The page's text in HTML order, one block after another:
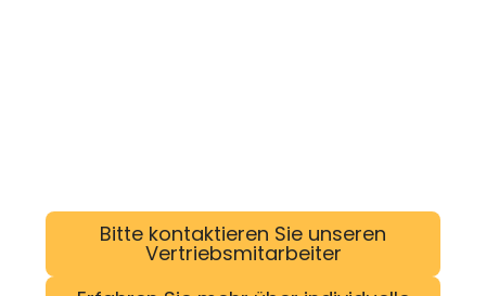
Bitte kontaktieren Sie unseren
Vertriebsmitarbeiter